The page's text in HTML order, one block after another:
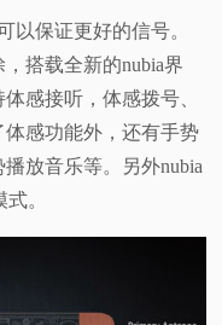
以保证更好的信号。
搭载全新的nubia界
感接听，体感拨号、
感功能外，还有手势
放音乐等。另外nubia
。